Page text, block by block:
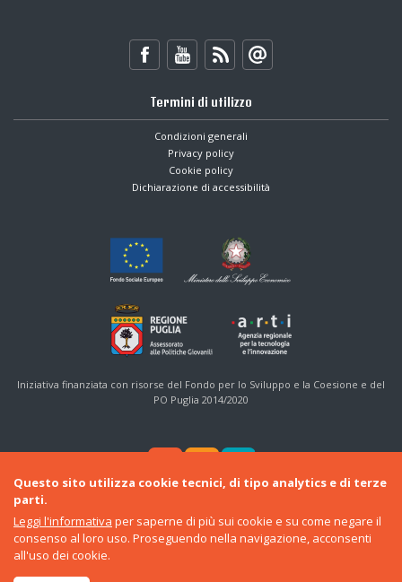
Termini di utilizzo
Condizioni generali
Privacy policy
Cookie policy
Dichiarazione di accessibilità
Iniziativa finanziata con risorse del Fondo per lo Sviluppo e la Coesione e del
PO Puglia 2014/2020
© 2016-22 Regione Puglia
Questo sito utilizza cookie tecnici, di tipo analytics e di terze
parti.
Leggi l'informativa per saperne di più sui cookie e su come negare il
consenso al loro uso. Proseguendo nella navigazione, acconsenti
all'uso dei cookie.